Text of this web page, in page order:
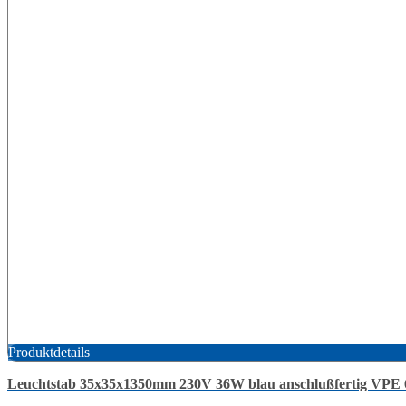
Produktdetails
Leuchtstab 35x35x1350mm 230V 36W blau anschlußfertig VPE